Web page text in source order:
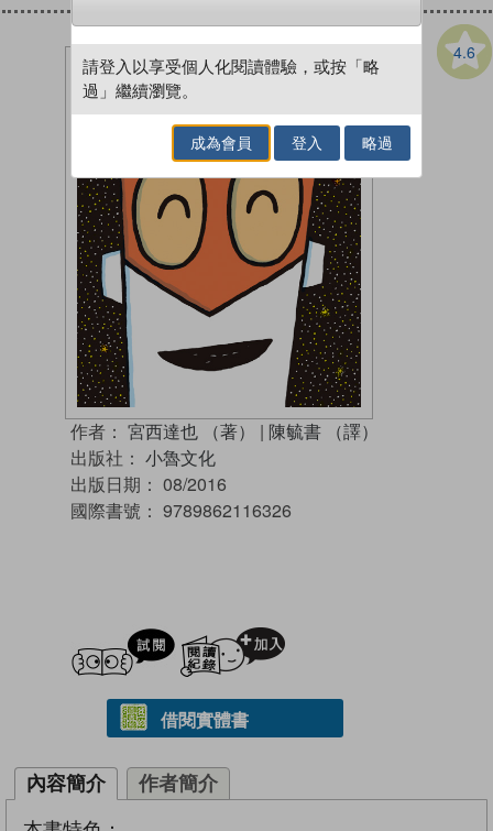
4.6
作者： 宮西達也 （著） | 陳毓書 （譯）
出版社： 小魯文化
出版日期： 08/2016
國際書號： 9789862116326
試閲
借閱實體書
內容簡介 作者簡介
請登入以享受個人化閱讀體驗，或按「略
過」繼續瀏覽。
成為會員 登入 略過